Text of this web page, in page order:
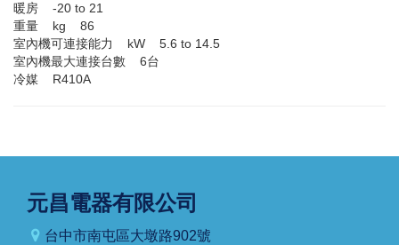
暖房 -20 to 21
重量 kg 86
室內機可連接能力 kW 5.6 to 14.5
室內機最大連接台數 6台
冷媒 R410A
元昌電器有限公司
台中市南屯區大墩路902號